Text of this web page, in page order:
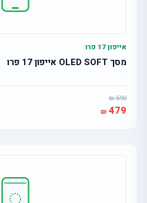
אייפון 17 פרו
מסך OLED SOFT אייפון 17 פרו
590
479